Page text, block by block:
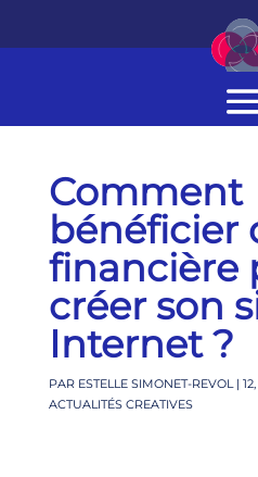
Comment
bénéficier
financière
créer son
Internet ?
PAR ESTELLE SIMONET-REVOL |
ACTUALITÉS CREATIVES